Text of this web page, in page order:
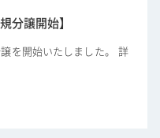
分譲開始】
譲を開始いたしました。 詳